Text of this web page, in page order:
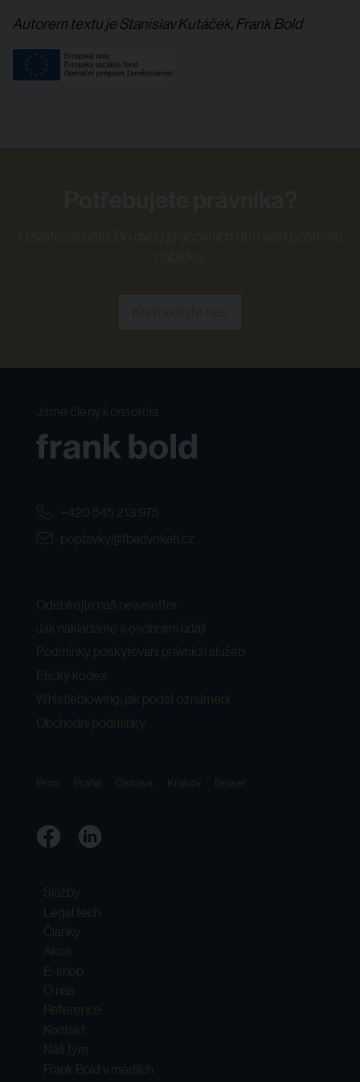
Autorem textu je Stanislav Kutáček, Frank Bold
Jsme členy konsorcia
+420 545 213 975
poptavky@fbadvokati.cz
Odebírejte náš newsletter
Jak nakládáme s osobními údaji
Podmínky poskytování právních služeb
Etický kodex
Whistleblowing: jak podat oznámení
Obchodní podmínky
Brno Praha Ostrava Krakov Brusel
Služby
Legal tech
Články
Akce
E-shop
O nás
Reference
Kontakt
Náš tým
Frank Bold v médiích